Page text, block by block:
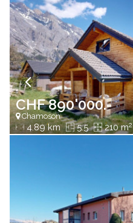
CHF 890'000.-
Chamoson
4.89 km 5.5 210 m2